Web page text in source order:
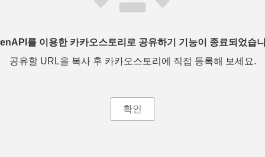
를 이용한 카카오스토리로 공유하기 기능이 종료되었습
공유할 URL을 복사 후 카카오스토리에 직접 등록해 보세요.
확인